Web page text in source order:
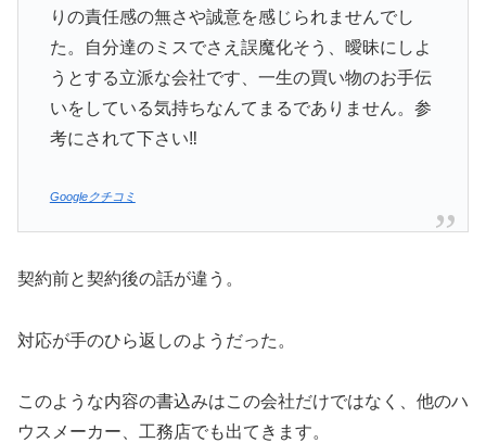
りの責任感の無さや誠意を感じられませんでし
た。自分達のミスでさえ誤魔化そう、曖昧にしよ
うとする立派な会社です、一生の買い物のお手伝
いをしている気持ちなんてまるでありません。参
考にされて下さい‼️
Googleクチコミ
契約前と契約後の話が違う。
対応が手のひら返しのようだった。
このような内容の書込みはこの会社だけではなく、他のハ
ウスメーカー、工務店でも出てきます。